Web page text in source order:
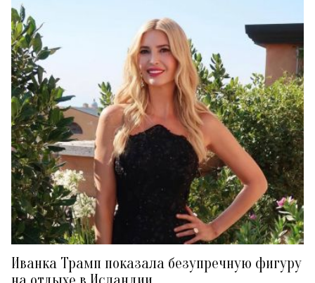
Иванка Трамп показала безупречную фигуру